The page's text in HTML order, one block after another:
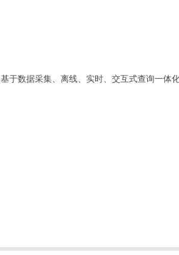
基于数据采集、离线、实时、交互式查询一体